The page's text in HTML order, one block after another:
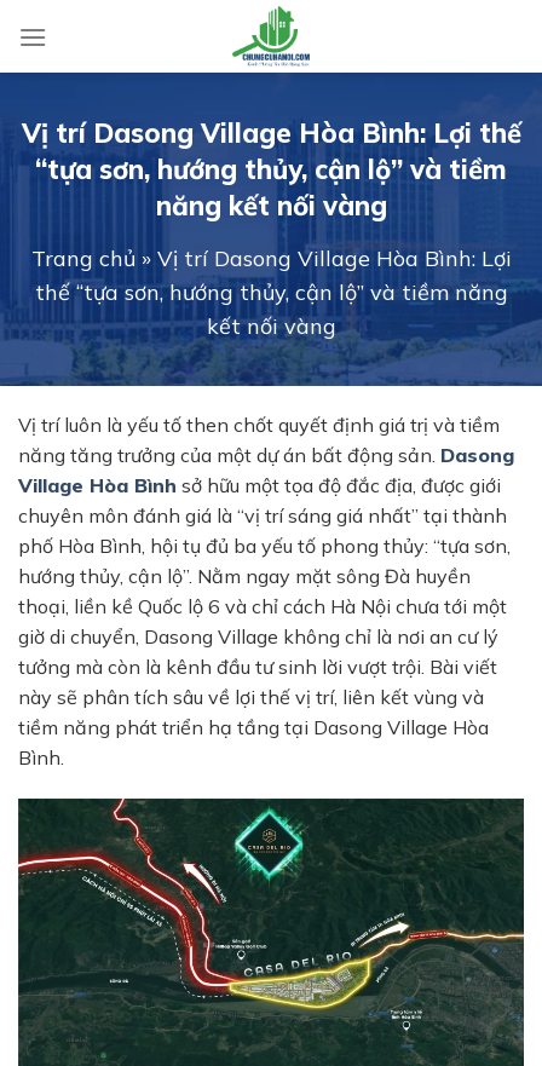
content
Vị trí Dasong Village Hòa Bình: Lợi thế
“tựa sơn, hướng thủy, cận lộ” và tiềm
năng kết nối vàng
Trang chủ » Vị trí Dasong Village Hòa Bình: Lợi
thế “tựa sơn, hướng thủy, cận lộ” và tiềm năng
kết nối vàng
Vị trí luôn là yếu tố then chốt quyết định giá trị và tiềm
năng tăng trưởng của một dự án bất động sản. Dasong
Village Hòa Bình sở hữu một tọa độ đắc địa, được giới
chuyên môn đánh giá là “vị trí sáng giá nhất” tại thành
phố Hòa Bình, hội tụ đủ ba yếu tố phong thủy: “tựa sơn,
hướng thủy, cận lộ”. Nằm ngay mặt sông Đà huyền
thoại, liền kề Quốc lộ 6 và chỉ cách Hà Nội chưa tới một
giờ di chuyển, Dasong Village không chỉ là nơi an cư lý
tưởng mà còn là kênh đầu tư sinh lời vượt trội. Bài viết
này sẽ phân tích sâu về lợi thế vị trí, liên kết vùng và
tiềm năng phát triển hạ tầng tại Dasong Village Hòa
Bình.